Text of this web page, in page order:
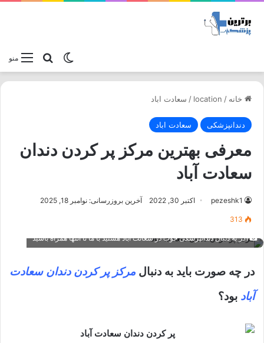
منوجستجو
تغییر پوسته
خانه /
location
/ سعادت اباد
دندانپزشکی سعادت اباد
معرفی بهترین مرکز پر کردن دندان
سعادت آباد
pezeshk1 اکتبر 30, 2022 آخرین بروزرسانی: نوامبر 18, 2025
313
اگر به دنبال دندانپزشکی خوب در سعائت اباد هستید با ما تا انتها همراه باشید
در چه صورت باید به دنبال مرکز پر کردن دندان سعادت
آباد بود؟